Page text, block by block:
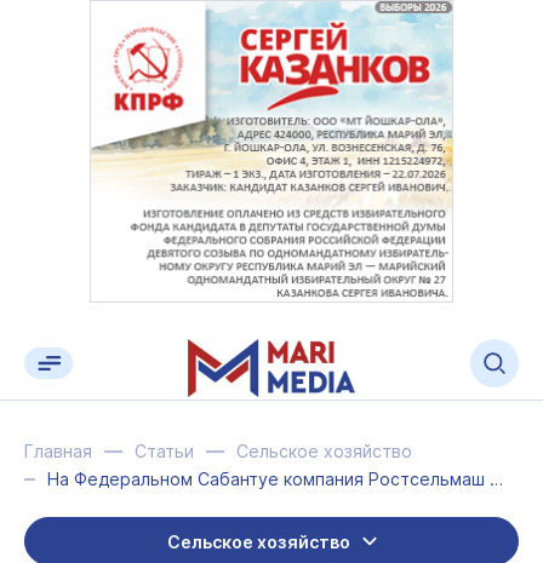
Главная Статьи
Сельское хозяйство
На Федеральном Сабантуе компания Ростсельмаш презентовала технику в честь марий...
Сельское хозяйство